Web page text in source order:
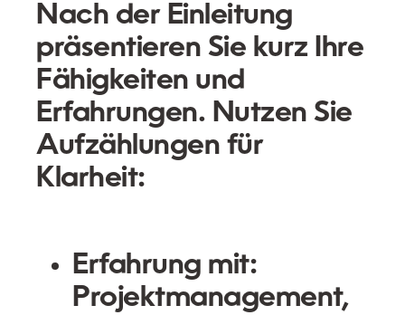
Nach der Einleitung
präsentieren Sie kurz Ihre
Fähigkeiten und
Erfahrungen. Nutzen Sie
Aufzählungen für
Klarheit:
Erfahrung mit:
Projektmanagement,